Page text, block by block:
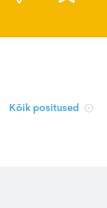
Kõik positused